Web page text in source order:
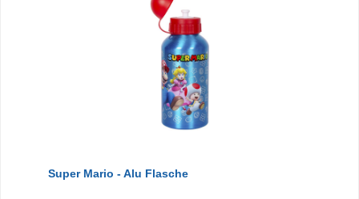
Super Mario - Alu Flasche